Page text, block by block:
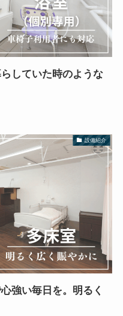
していた時のような
設備紹介
強い毎日を。明るく